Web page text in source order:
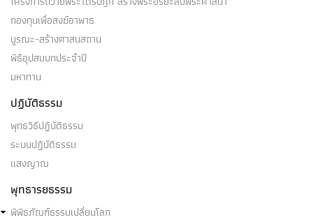
กองทุนเพื่อสงฆ์อาพาธ
บูรณะ-สร้างศาสนสถาน
พิธีอุปสมบทประจำปี
มหาทาน
ปฏิบัติธรรม
พุทธวิธีปฏิบัติธรรม
ระบบปฏิบัติธรรม
แสงญาณ
พุทธารยธรรม
พิพิธภัณฑ์ธรรมเปลี่ยนโลก